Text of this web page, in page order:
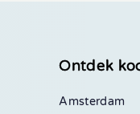
Ontdek
Amsterdam